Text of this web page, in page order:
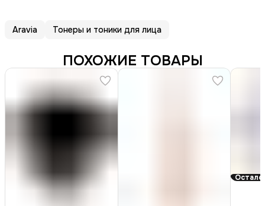
Aravia Тонеры и тоники для лица
ПОХОЖИЕ ТОВАРЫ